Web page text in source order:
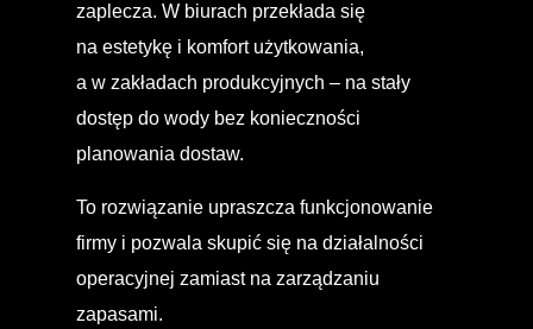
zaplecza. W biurach przekłada się
na estetykę i komfort użytkowania,
a w zakładach produkcyjnych – na stały
dostęp do wody bez konieczności
planowania dostaw.
To rozwiązanie upraszcza funkcjonowanie
firmy i pozwala skupić się na działalności
operacyjnej zamiast na zarządzaniu
zapasami.